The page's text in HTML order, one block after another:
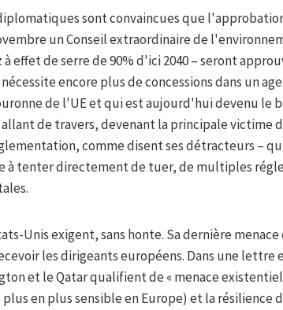
sont convaincues que
un Conseil extraordinaire de
effet de serre de 90% d'ici 2040 – seront
encore plus de concessions dans un
de l'UE et qui est aujourd'hui devenu le
de travers, devenant la principale victime
comme disent ses détracteurs –
à tenter directement de tuer, de multiples
Unis exigent, sans honte. Sa dernière
les dirigeants européens. Dans une lettre
et le Qatar qualifient de « menace
en plus sensible en Europe) et la résilience